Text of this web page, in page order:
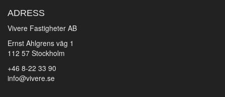
ADRESS
Vivere Fastigheter AB
Ernst Ahlgrens väg 1
112 57 Stockholm
+46 8-22 33 90
info@vivere.se